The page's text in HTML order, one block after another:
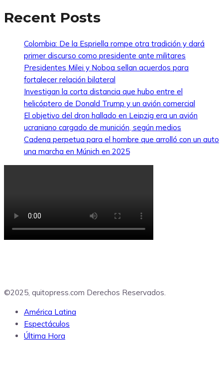
Recent Posts
Colombia: De la Espriella rompe otra tradición y dará
primer discurso como presidente ante militares
Presidentes Milei y Noboa sellan acuerdos para
fortalecer relación bilateral
Investigan la corta distancia que hubo entre el
helicóptero de Donald Trump y un avión comercial
El objetivo del dron hallado en Leipzig era un avión
ucraniano cargado de munición, según medios
Cadena perpetua para el hombre que arrolló con un auto
una marcha en Múnich en 2025
©2025, quitopress.com Derechos Reservados.
América Latina
Espectáculos
Última Hora